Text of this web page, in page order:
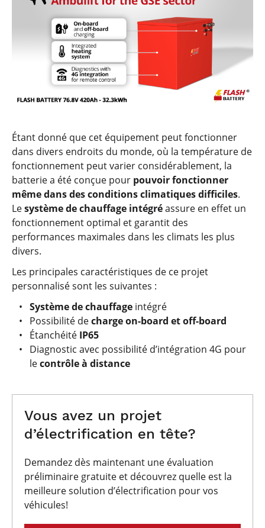
Étant donné que cet équipement peut fonctionner
dans divers endroits du monde, où la température de
fonctionnement peut varier considérablement, la
batterie a été conçue pour pouvoir fonctionner
même dans des conditions climatiques difficiles.
Lesystème de chauffage intégréassure en effet un
fonctionnement optimal et garantit des
performances maximales dans les climats les plus
divers.
Les principales caractéristiques de ce projet
personnalisé sont les suivantes :
Système de chauffage intégré
Possibilité decharge on-board et off-board
Étanchéité IP65
Diagnostic avec possibilité d’intégration 4G pour
lecontrôle à distance
Vous avez un projet
d’électrification en tête?
Demandez dès maintenant une évaluation
préliminaire gratuite et découvrez quelle est la
meilleure solution d’électrification pour vos
véhicules!